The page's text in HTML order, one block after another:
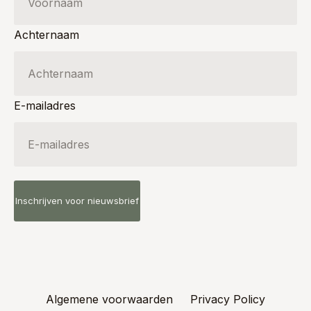
Achternaam
E-mailadres
Algemene voorwaarden Privacy Policy